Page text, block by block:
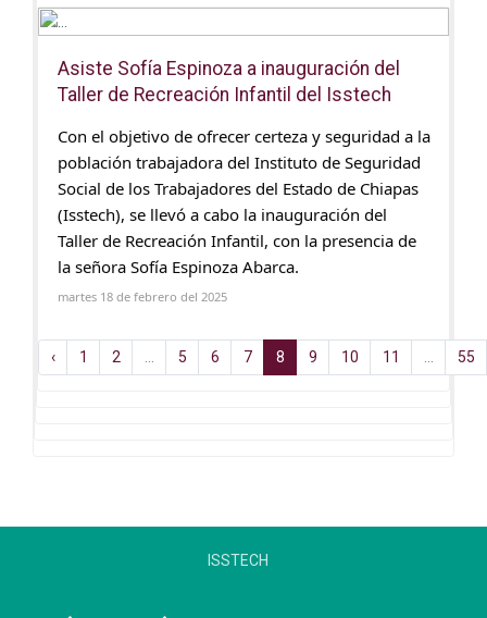
Asiste Sofía Espinoza a inauguración del
Taller de Recreación Infantil del Isstech
Con el objetivo de ofrecer certeza y seguridad a la
población trabajadora del Instituto de Seguridad
Social de los Trabajadores del Estado de Chiapas
(Isstech), se llevó a cabo la inauguración del
Taller de Recreación Infantil, con la presencia de
la señora Sofía Espinoza Abarca.
martes 18 de febrero del 2025
‹ 1 2 5 6 7 8 9 10 11 55
ISSTECH